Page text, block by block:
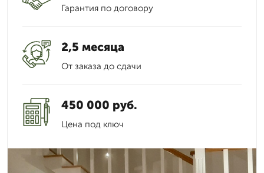
Гарантия по договору
2,5 месяца
От заказа до сдачи
450 000 руб.
Цена под ключ